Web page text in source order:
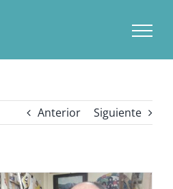
Anterior Siguiente